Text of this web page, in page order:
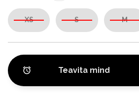
XS S M
Teavita mind